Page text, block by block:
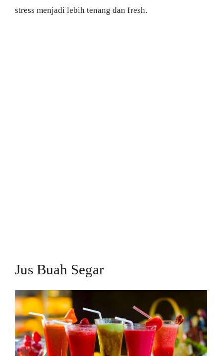
stress menjadi lebih tenang dan fresh.
Jus Buah Segar